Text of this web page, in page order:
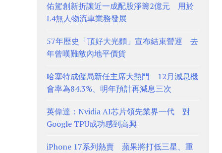
佑駕創新折讓近一成配股淨籌2億元 用於
L4無人物流車業務發展
57年歷史「頂好大光麵」宣布結束營運 去
年曾嘆難敵內地平價貨
哈塞特成儲局新任主席大熱門 12月減息機
會率為84.3%、明年預計再減息三次
英偉達：Nvidia AI芯片領先業界一代 對
Google TPU成功感到高興
iPhone 17系列熱賣 蘋果將打低三星、重